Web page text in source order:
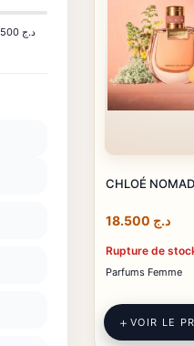
د.ج 18.500
CHLOÉ
د.ج
Rupture de
Parfums Femme
VOIR LE